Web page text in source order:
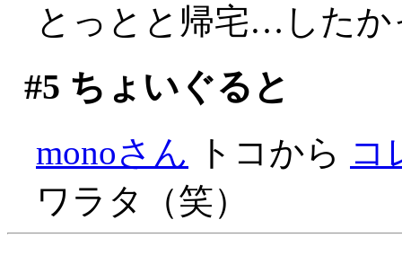
とっとと帰宅…したか
#5 ちょいぐると
monoさん トコから コ
ワラタ（笑）